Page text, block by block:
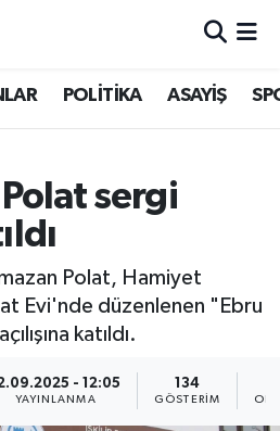
POLİTİKA ASAYİŞ
sergi
Polat, Hamiyet
Evi'nde düzenlenen "Ebru
katıldı.
- 12:05
YAYINLANMA
134
GÖSTERIM
ve Fikstür